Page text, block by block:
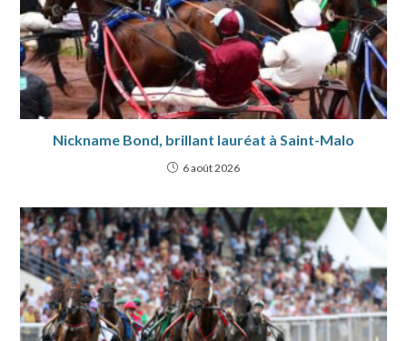
Nickname Bond, brillant lauréat à Saint-Malo
6 août 2026